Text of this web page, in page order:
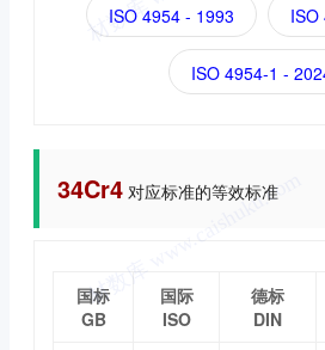
ISO 4954 - 1993 ISO
ISO 4954-1 -
34Cr4 对应标准的等效标准
国标
GB
国际
ISO
德标
DIN